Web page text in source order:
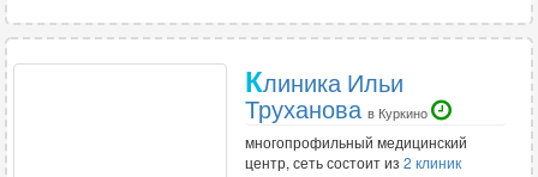
Клиника Ильи
Труханова в Куркино
многопрофильный медицинский
центр, сеть состоит из 2 клиник